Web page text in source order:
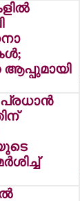
പ്രധാന്‍